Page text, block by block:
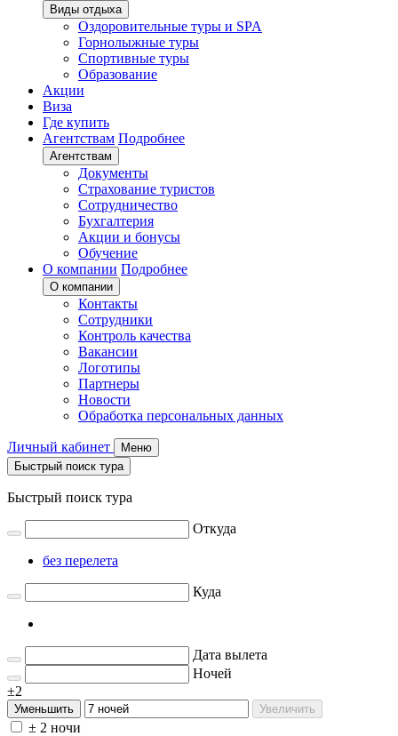
Виды отдыха
Оздоровительные туры и SPA
Горнолыжные туры
Спортивные туры
Образование
Акции
Виза
Где купить
Агентствам Подробнее
Агентствам
Документы
Страхование туристов
Сотрудничество
Бухгалтерия
Акции и бонусы
Обучение
О компании Подробнее
О компании
Контакты
Сотрудники
Контроль качества
Вакансии
Логотипы
Партнеры
Новости
Обработка персональных данных
Личный кабинет
Меню
Быстрый поиск тура
Быстрый поиск тура
Откуда
без перелета
Куда
Дата вылета
Ночей
±2
Уменьшить Увеличить
± 2 ночи